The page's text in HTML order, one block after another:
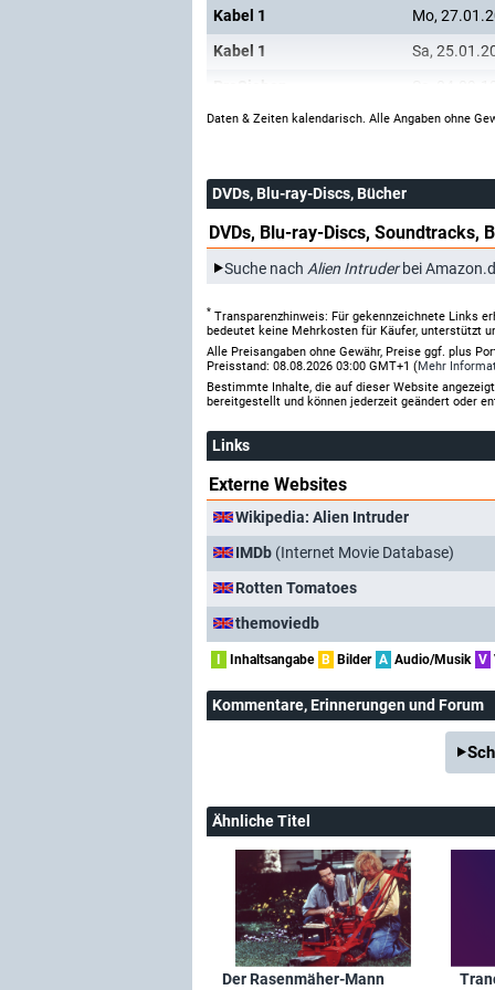
Kabel 1
Mo,
Kabel 1
Sa,
Daten & Zeiten kalendarisch. Alle Angaben ohne
DVDs, Blu-ray-Discs, Bücher
DVDs, Blu-ray-Discs, Soundtracks,
Suche nach Alien Intruderbei
* Transparenzhinweis: Für gekennzeichnete Links
bedeutet keine Mehrkosten für Käufer, unterstützt
Alle Preisangaben ohne Gewähr, Preise ggf. plus
Preisstand: 08.08.2026 03:00 GMT+1 (Mehr
Bestimmte Inhalte, die auf dieser Website
bereitgestellt und können jederzeit geändert oder
Links
Externe Websites
Wikipedia: Alien Intruder
IMDb (Internet Movie Database)
Rotten Tomatoes
themoviedb
I Inhaltsangabe B Bilder A Audio/Musik V
Kommentare, Erinnerungen und Forum
Ähnliche Titel
Der Rasenmäher-Mann